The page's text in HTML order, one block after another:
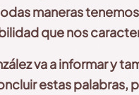
maneras
que nos
va a informar y
estas palabras,